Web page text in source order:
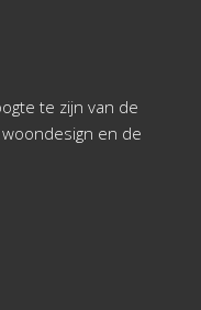
te zijn van de
en de